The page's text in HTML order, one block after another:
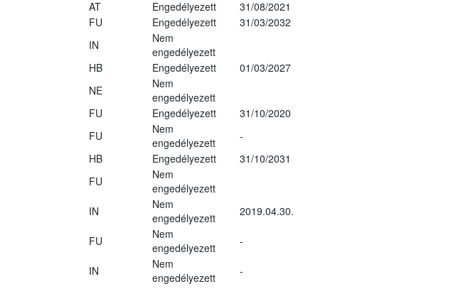
AT Engedélyezett
31/08/2021
FU Engedélyezett
31/03/2032
IN
Nem
engedélyezett
HB Engedélyezett
01/03/2027
NE
Nem
engedélyezett
FU Engedélyezett
31/10/2020
FU
Nem
engedélyezett
-
HB Engedélyezett
31/10/2031
FU
Nem
engedélyezett
IN
Nem
engedélyezett
2019.04.30.
FU
Nem
engedélyezett
-
IN
Nem
engedélyezett
-